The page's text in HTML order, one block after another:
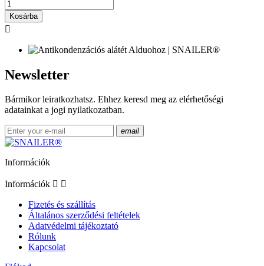
Kosárba

Newsletter
Bármikor leiratkozhatsz. Ehhez keresd meg az elérhetőségi
adatainkat a jogi nyilatkozatban.
email
Információk
Információk  
Fizetés és szállítás
Általános szerződési feltételek
Adatvédelmi tájékoztató
Rólunk
Kapcsolat